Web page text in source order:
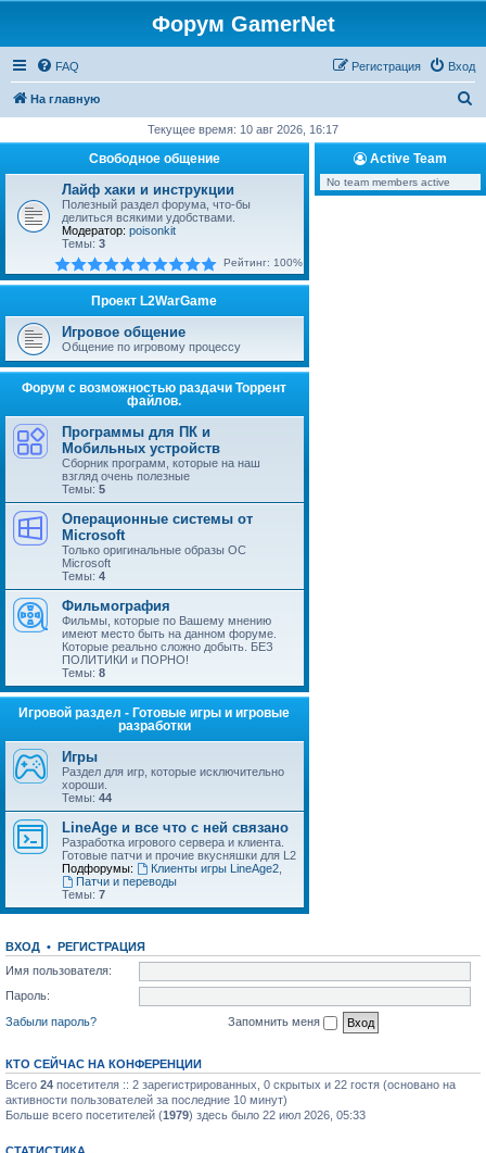
Форум GamerNet
FAQ Вход
Регистрация
На главную
с
Текущее время: 10 авг 2026, 16:17
Свободное общение
Лайф хаки и инструкции
Полезный раздел форума, что-бы
делиться всякими удобствами.
Модератор: poisonkit
Темы: 3
Рейтинг: 100%
Проект L2WarGame
Игровое общение
Общение по игровому процессу
Форум с возможностью раздачи Торрент
файлов.
Программы для ПК и
Мобильных устройств
Сборник программ, которые на наш
взгляд очень полезные
Темы: 5
Операционные системы от
Microsoft
Только оригинальные образы ОС
Microsoft
Темы: 4
Фильмография
Фильмы, которые по Вашему мнению
имеют место быть на данном форуме.
Которые реально сложно добыть. БЕЗ
ПОЛИТИКИ и ПОРНО!
Темы: 8
Игровой раздел - Готовые игры и игровые
разработки
Игры
Раздел для игр, которые исключительно
хороши.
Темы: 44
LineAge и все что с ней связано
Разработка игрового сервера и клиента.
Готовые патчи и прочие вкусняшки для L2
Подфорумы:
Клиенты игры LineAge2,
Патчи и переводы
Темы: 7
Active Team
No team members active
ВХОД • РЕГИСТРАЦИЯ
Имя пользователя:
Пароль:
Забыли пароль?
Запомнить меня
КТО СЕЙЧАС НА КОНФЕРЕНЦИИ
Всего 24 посетителя :: 2 зарегистрированных, 0 скрытых и 22 гостя (основано на
активности пользователей за последние 10 минут)
Больше всего посетителей (1979) здесь было 22 июл 2026, 05:33
СТАТИСТИКА